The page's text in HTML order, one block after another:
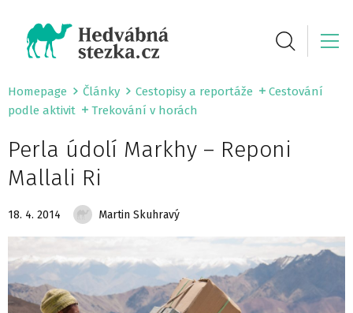
Homepage Články Cestopisy a reportáže
Cestování
podle aktivit
Trekování v horách
Perla údolí Markhy – Reponi
Mallali Ri
18. 4. 2014 Martin Skuhravý